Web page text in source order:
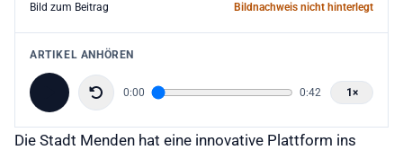
Bild zum Beitrag Bildnachweis nicht hinterlegt
ARTIKEL ANHÖREN
15 Sekunden zurück
0:00
0:42 1 ×
Die Stadt Menden hat eine innovative Plattform ins